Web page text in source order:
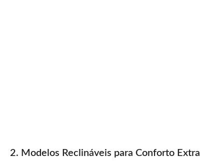
2. Modelos Reclináveis para Conforto Extra